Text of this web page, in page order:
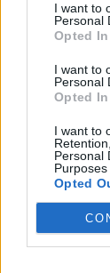
I want to
Personal
Opted In
I want to
Personal
Opted In
I want to
Personal
Opted
Θέσεις